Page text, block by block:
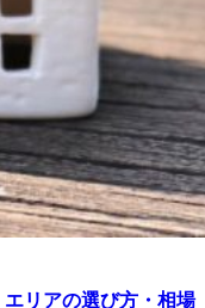
リアの選び方・相場